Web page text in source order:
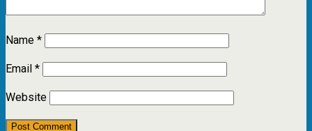
Name*
Email*
Website